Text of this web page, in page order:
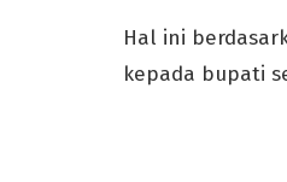
Hal ini
kepada bupati